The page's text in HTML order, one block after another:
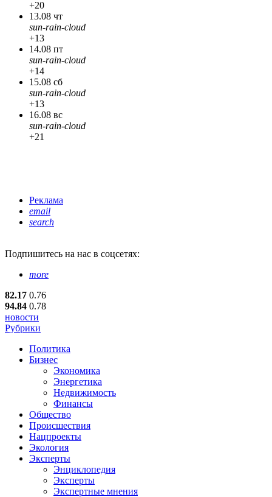
+20
13.08 чт
sun-rain-cloud
+13
14.08 пт
sun-rain-cloud
+14
15.08 сб
sun-rain-cloud
+13
16.08 вс
sun-rain-cloud
+21
Реклама
email
search
Подпишитесь на нас в соцсетях:
more
82.17 0.76
94.84 0.78
новости
Рубрики
Политика
Бизнес
Экономика
Энергетика
Недвижимость
Финансы
Общество
Происшествия
Нацпроекты
Экология
Эксперты
Энциклопедия
Эксперты
Экспертные мнения